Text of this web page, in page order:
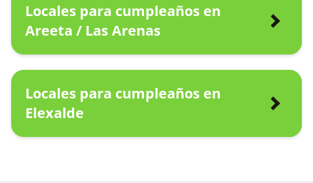
Locales para cumpleaños en
Areeta / Las Arenas
Locales para cumpleaños en
Elexalde